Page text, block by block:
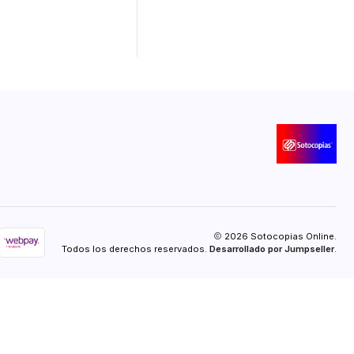
2026 Sotocopias Online.
Todos los derechos reservados. Desarrollado por Jumpseller.